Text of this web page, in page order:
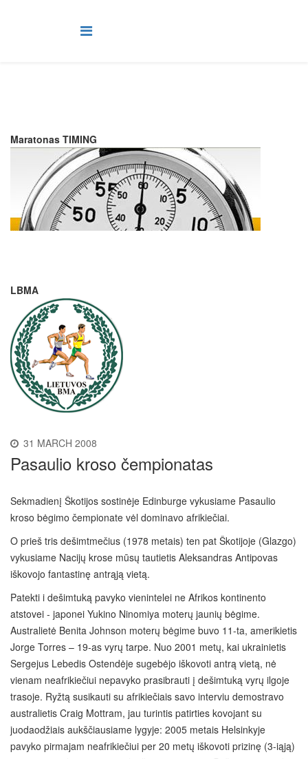
Maratonas TIMING
LBMA
31 MARCH 2008
Pasaulio kroso čempionatas
Sekmadienį Škotijos sostinėje Edinburge vykusiame Pasaulio
kroso bėgimo čempionate vėl dominavo afrikiečiai.
O prieš tris dešimtmečius (1978 metais) ten pat Škotijoje (Glazgo)
vykusiame Nacijų krose mūsų tautietis Aleksandras Antipovas
iškovojo fantastinę antrąją vietą.
Patekti i dešimtuką pavyko vienintelei ne Afrikos kontinento
atstovei - japonei Yukino Ninomiya moterų jaunių bėgime.
Australietė Benita Johnson moterų bėgime buvo 11-ta, amerikietis
Jorge Torres – 19-as vyrų tarpe. Nuo 2001 metų, kai ukrainietis
Sergejus Lebedis Ostendėje sugebėjo iškovoti antrą vietą, nė
vienam neafrikiečiui nepavyko prasibrauti į dešimtuką vyrų ilgoje
trasoje. Ryžtą susikauti su afrikiečiais savo interviu demostravo
australietis Craig Mottram, jau turintis patirties kovojant su
juodaodžiais aukščiausiame lygyje: 2005 metais Helsinkyje
pavyko pirmajam neafrikiečiui per 20 metų iškovoti prizinę (3-iąją)